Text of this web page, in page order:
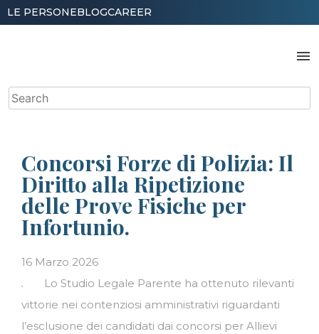
Skip
to
LE PERSONEBLOGCAREER
menu
Search
for:
Concorsi Forze di Polizia: Il
Diritto alla Ripetizione
delle Prove Fisiche per
Infortunio.
16 Marzo 2026
Lo Studio Legale Parente ha ottenuto rilevanti
vittorie nei contenziosi amministrativi riguardanti
l’esclusione dei candidati dai concorsi per Allievi